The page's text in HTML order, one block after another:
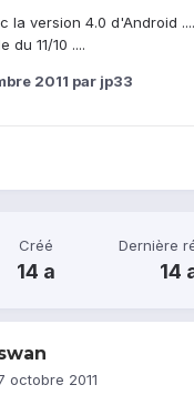
la version 4.0 d'Android
11/10 ....
2011 par jp33
Créé
14 a
Dernière
14
octobre 2011